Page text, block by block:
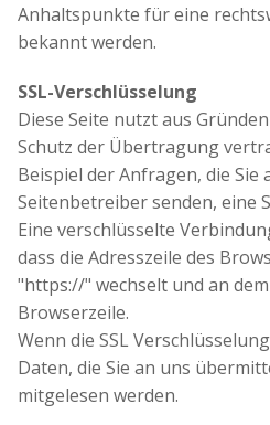
Anhaltspunkte für eine
bekannt werden.
SSL-Verschlüsselung
Diese Seite nutzt aus
Schutz der Übertragung
Beispiel der Anfragen, die Sie
Seitenbetreiber senden, eine
Eine verschlüsselte
dass die Adresszeile des
"https://" wechselt und an
Browserzeile.
Wenn die SSL
Daten, die Sie an uns
mitgelesen werden.